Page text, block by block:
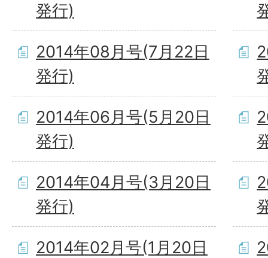
発行)
2014年08月号(7月22日
発行)
2014年06月号(5月20日
発行)
2014年04月号(3月20日
発行)
2014年02月号(1月20日